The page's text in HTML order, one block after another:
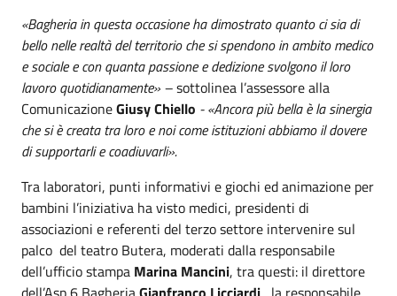
«Bagheria in questa occasione ha dimostrato quanto ci sia di
bello nelle realtà del territorio che si spendono in ambito medico
e sociale e con quanta passione e dedizione svolgono il loro
lavoro quotidianamente» –sottolinea l’assessore alla
ComunicazioneGiusy Chiello - «Ancora più bella è la sinergia
che si è creata tra loro e noi come istituzioni abbiamo il dovere
di supportarli e coadiuvarli».
Tra laboratori, punti informativi e giochi ed animazione per
bambini l’iniziativa ha visto medici, presidenti di
associazioni e referenti del terzo settore intervenire sul
palco del teatro Butera, moderati dalla responsabile
dell’ufficio stampa Marina Mancini, tra questi: il direttore